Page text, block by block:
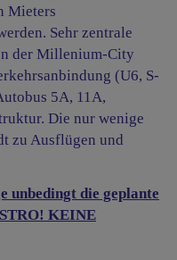
Mieters
Sehr zentrale
der Millenium-City
(U6, S-
5A, 11A,
Die nur wenige
zu Ausflügen und
unbedingt die geplante
KEINE